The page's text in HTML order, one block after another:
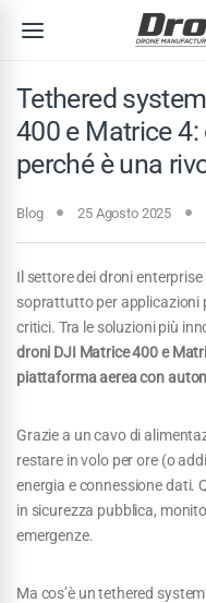
Tethered
400 e Matrice 4:
perché è una
Blog 25 Agosto 2025
Il settore dei droni
soprattutto per applicazioni
critici. Tra le soluzioni più
droni DJI Matrice 400 e
piattaforma aerea con
Grazie a un cavo di
restare in volo per ore (o
energia e connessione dati.
in sicurezza pubblica,
emergenze.
Ma cos’è un tethered